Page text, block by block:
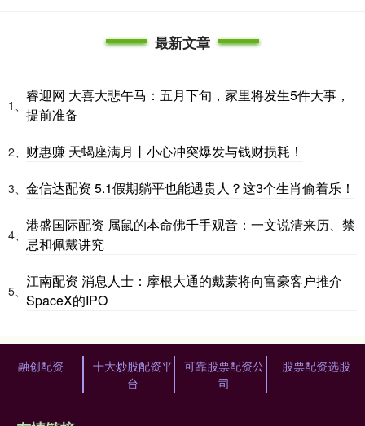
最新文章
1、
睿迎网 大喜大悲午马：五月下旬，家里将发生5件大事，
提前准备
2、 财惠赚 天蝎座满月丨小心冲突爆发与钱财损耗！
3、 金信达配资 5.1假期躺平也能遇贵人？这3个生肖偷着乐！
4、
港盛国际配资 属鼠的本命佛千手观音：一文说清来历、禁
忌和佩戴讲究
5、
江南配资 消息人士：摩根大通的戴蒙将向富豪客户推介
SpaceX的IPO
融创配资
十大炒股配资平
台
可靠股票配资公
司
股票配资选股